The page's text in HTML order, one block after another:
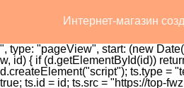
Интернет-магазин
", type: "pageView", start: (new
w, id) { if (d.getElementById(id))
d.createElement("script"); ts.type =
true; ts.id = id; ts.src = "https://top-